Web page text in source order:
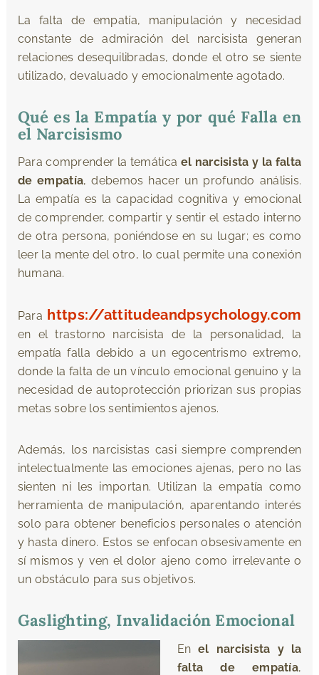
La falta de empatía, manipulación y necesidad
constante de admiración del narcisista generan
relaciones desequilibradas, donde el otro se siente
utilizado, devaluado y emocionalmente agotado.
Qué es la Empatía y por qué Falla en
el Narcisismo
Para comprender la temática el narcisista y la falta
de empatía, debemos hacer un profundo análisis.
La empatía es la capacidad cognitiva y emocional
de comprender, compartir y sentir el estado interno
de otra persona, poniéndose en su lugar; es como
leer la mente del otro, lo cual permite una conexión
humana.
Para https://attitudeandpsychology.com
en el trastorno narcisista de la personalidad, la
empatía falla debido a un egocentrismo extremo,
donde la falta de un vínculo emocional genuino y la
necesidad de autoprotección priorizan sus propias
metas sobre los sentimientos ajenos.
Además, los narcisistas casi siempre comprenden
intelectualmente las emociones ajenas, pero no las
sienten ni les importan. Utilizan la empatía como
herramienta de manipulación, aparentando interés
solo para obtener beneficios personales o atención
y hasta dinero. Estos se enfocan obsesivamente en
sí mismos y ven el dolor ajeno como irrelevante o
un obstáculo para sus objetivos.
Gaslighting, Invalidación Emocional
Enel narcisista y la
falta de empatía,